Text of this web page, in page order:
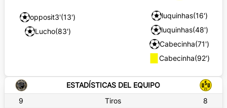
opposit3'(13')
Lucho(83')
luquinhas(16')
luquinhas(48')
Cabecinha(71')
Cabecinha(92')
ESTADÍSTICAS DEL EQUIPO
9
Tiros
8